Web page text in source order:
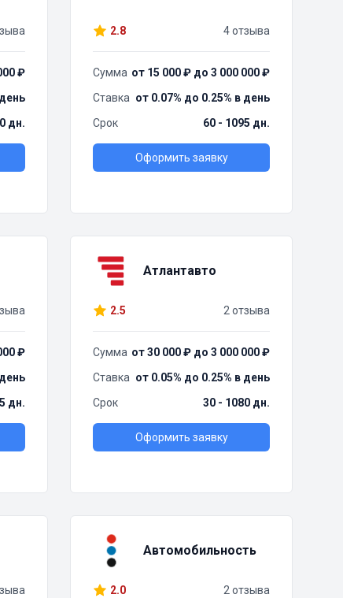
₽
дн.
2.8 4 отзыва
Сумма от 15 000 ₽ до 3 000 000 ₽
Ставка от 0.07% до 0.25% в день
Срок
60 - 1095 дн.
Оформить заявку
₽
дн.
Атлантавто
2.5 2 отзыва
Сумма от 30 000 ₽ до 3 000 000 ₽
Ставка от 0.05% до 0.25% в день
Срок
30 - 1080 дн.
Оформить заявку
Автомобильность
2.0 2 отзыва